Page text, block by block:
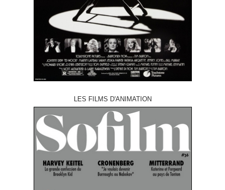
LES FILMS D'ANIMATION